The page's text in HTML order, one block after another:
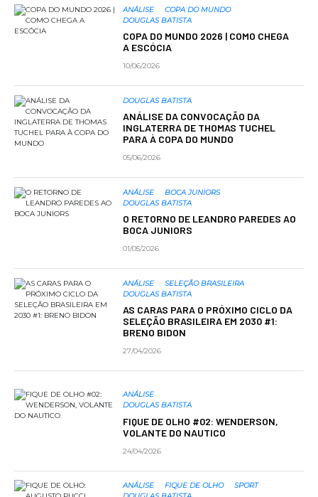
ANÁLISE
COPA DO MUNDO
DOUGLAS BATISTA
COPA DO MUNDO 2026 | COMO CHEGA
A ESCÓCIA
10/06/2026
DOUGLAS BATISTA
ANÁLISE DA CONVOCAÇÃO DA
INGLATERRA DE THOMAS TUCHEL
PARA À COPA DO MUNDO
05/06/2026
ANÁLISE
BOCA JUNIORS
DOUGLAS BATISTA
O RETORNO DE LEANDRO PAREDES AO
BOCA JUNIORS
01/05/2026
ANÁLISE
SELEÇÃO BRASILEIRA
DOUGLAS BATISTA
AS CARAS PARA O PRÓXIMO CICLO DA
SELEÇÃO BRASILEIRA EM 2030 #1:
BRENO BIDON
27/04/2026
ANÁLISE
DOUGLAS BATISTA
FIQUE DE OLHO #02: WENDERSON,
VOLANTE DO NAUTICO
24/04/2026
ANÁLISE FIQUE DE OLHO
SPORT